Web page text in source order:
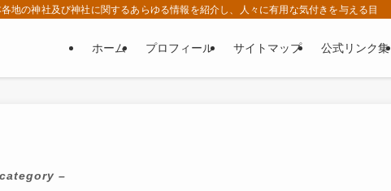
地の神社及び神社に関するあらゆる情報を紹介し、人々に有用な気付きを与える目的
ホーム プロフィール サイトマップ 公式リンク集
–